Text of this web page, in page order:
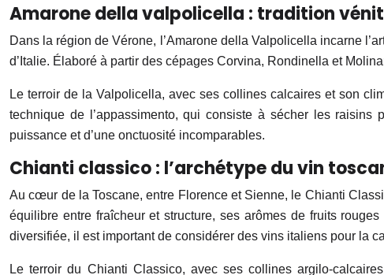
Amarone della valpolicella : tradition
Dans la région de Vérone, l’Amarone della Valpolicella incarne
d’Italie. Élaboré à partir des cépages Corvina, Rondinella et
Le terroir de la Valpolicella, avec ses collines calcaires et son
technique de l’appassimento, qui consiste à sécher les
puissance et d’une onctuosité incomparables.
Chianti classico : l’archétype du vin
Au cœur de la Toscane, entre Florence et Sienne, le Chianti
équilibre entre fraîcheur et structure, ses arômes de fruits
diversifiée, il est important de considérer des vins italiens pour la
Le terroir du Chianti Classico, avec ses collines argilo-